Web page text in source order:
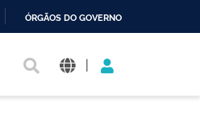
ÓRGÃOS DO GOVERNO
|